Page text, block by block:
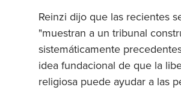
Reinzi dijo que las recientes
"muestran a un tribunal
sistemáticamente
idea fundacional de que la
religiosa puede ayudar a las